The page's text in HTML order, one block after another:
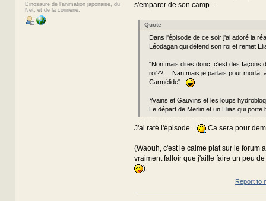
Dinosaure de l'animation japonaise, du
Net, et de la connerie.
s'emparer de son camp...
Quote
Dans l'épisode de ce soir j'ai adoré la
Léodagan qui défend son roi et remet
"Non mais dites donc, c'est des façons
roi??.... Nan mais je parlais pour moi là,
Carmélide"
Yvains et Gauvins et les loups
Le départ de Merlin et un Elias qui porte
J'ai raté l'épisode... Ca sera pour
(Waouh, c'est le calme plat sur le forum
vraiment falloir que j'aille faire un peu
)
Report to